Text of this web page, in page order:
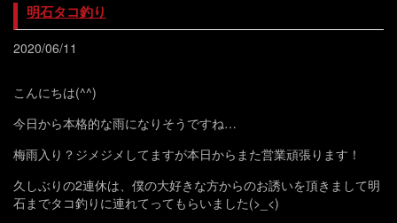
明石タコ釣り
2020/06/11
こんにちは(^^)
今日から本格的な雨になりそうですね…
梅雨入り？ジメジメしてますが本日からまた営業頑張ります！
久しぶりの2連休は、僕の大好きな方からのお誘いを頂きまして明
石までタコ釣りに連れてってもらいました(>_<)